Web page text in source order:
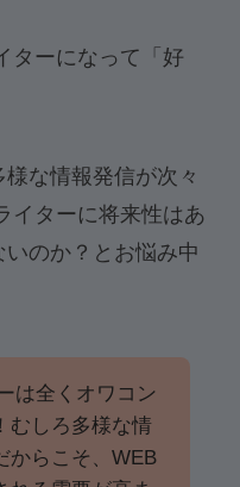
ターになって「好
な情報発信が次々
イターに将来性はあ
のか？とお悩み中
は全くオワコン
むしろ多様な情
からこそ、WEB